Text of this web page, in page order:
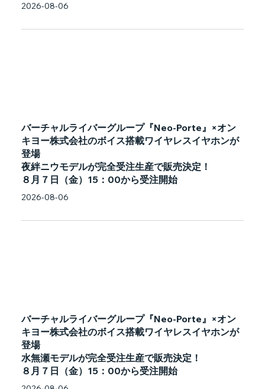
2026-08-06
バーチャルライバーグループ『Neo-Porte』×オン
キヨー株式会社のボイス搭載ワイヤレスイヤホンが
登場
夜絆ニウモデルが完全受注生産で販売決定！
８月７日（金）15：00から受注開始
2026-08-06
バーチャルライバーグループ『Neo-Porte』×オン
キヨー株式会社のボイス搭載ワイヤレスイヤホンが
登場
水無瀬モデルが完全受注生産で販売決定！
８月７日（金）15：00から受注開始